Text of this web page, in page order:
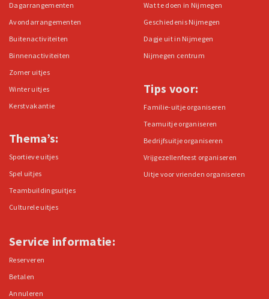
Dagarrangementen
Avondarrangementen
Buitenactiviteiten
Binnenactiviteiten
Zomer uitjes
Winter uitjes
Kerstvakantie
Thema’s:
Sportieve uitjes
Spel uitjes
Teambuildingsuitjes
Culturele uitjes
Wat te doen in Nijmegen
Geschiedenis Nijmegen
Dagje uit in Nijmegen
Nijmegen centrum
Tips voor:
Familie-uitje organiseren
Teamuitje organiseren
Bedrijfsuitje organiseren
Vrijgezellenfeest organiseren
Uitje voor vrienden organiseren
Service informatie:
Reserveren
Betalen
Annuleren